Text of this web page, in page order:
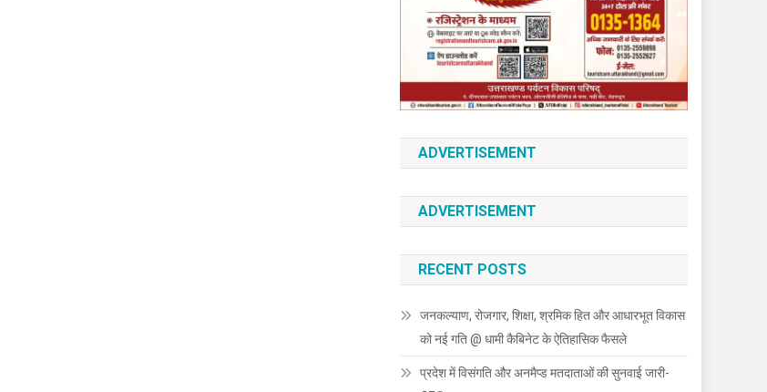
ADVERTISEMENT
ADVERTISEMENT
RECENT POSTS
जनकल्याण, रोजगार, शिक्षा, श्रमिक हित और आधारभूत विकास
को नई गति @ धामी कैबिनेट के ऐतिहासिक फैसले
प्रदेश में विसंगति और अनमैप्ड मतदाताओं की सुनवाई जारी-